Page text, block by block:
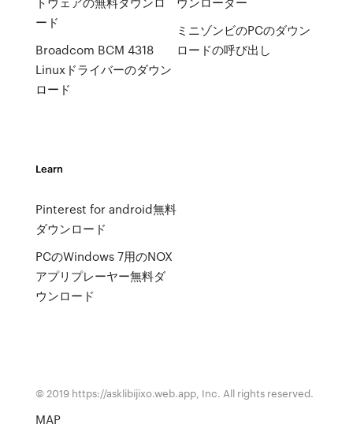
ード
Broadcom BCM 4318
Linuxドライバーのダウン
ロード
ミニゾンビのPCのダウン
ロードの呼び出し
Learn
Pinterest for android無料
ダウンロード
PCのWindows 7用のNOX
アプリプレーヤー無料ダ
ウンロード
© 2019 https://asklibijixo.web.app, Inc. All rights reserved.
MAP